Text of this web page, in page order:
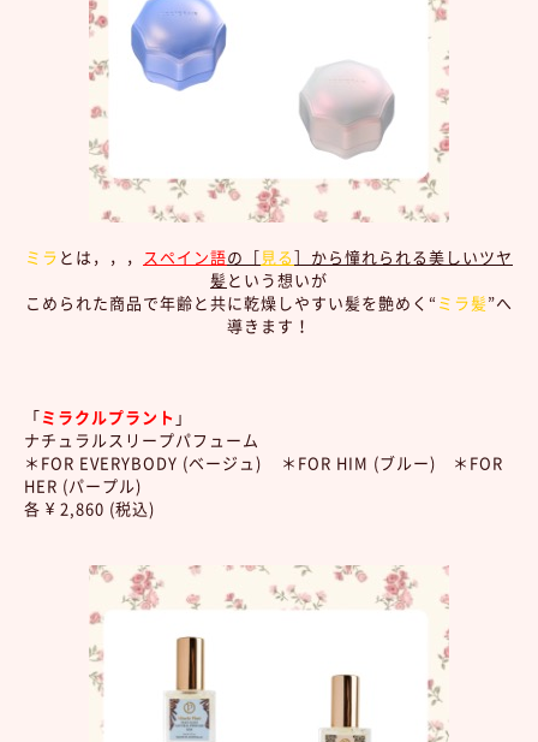
ミラ とは，，， スペイン語の［見る］から憧れられる美しいツヤ
髪という想いが
こめられた商品で年齢と共に乾燥しやすい髪を艶めく“ ミラ髪”へ
導きます！
「ミラクルプラント 」
ナチュラルスリープパフューム
＊FOR EVERYBODY (ベージュ) ＊FOR HIM (ブルー) ＊FOR
HER (パープル)
各 ¥ 2,860 (税込)